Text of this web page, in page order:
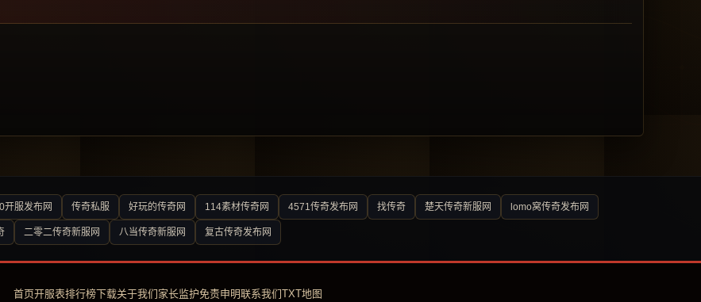
开服发布网 传奇私服 好玩的传奇网 114素材传奇网 4571传奇发布网 找传奇 楚天传奇新服网 lomo窝传奇发布网
二零二传奇新服网 八当传奇新服网 复古传奇发布网
首页开服表排行榜下载关于我们 家长监护免责申明联系我们TXT地图